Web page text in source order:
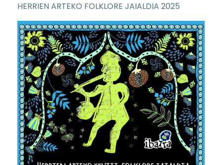
HERRIEN ARTEKO FOLKLORE JAIALDIA 2025